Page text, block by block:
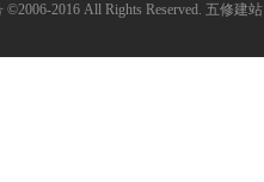
2016 All Rights Reserved. 五修建站